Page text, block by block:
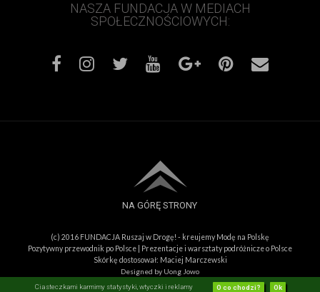
NASZA FUNDACJA W MEDIACH
SPOŁECZNOŚCIOWYCH:
NA GÓRĘ STRONY
(c) 2016 FUNDACJA Ruszaj w Drogę! - kreujemy Modę na Polskę
Pozytywny przewodnik po Polsce
Prezentacje i warsztaty podróżnicze o Polsce
Skórkę dostosował: Maciej Marczewski
Designed by Uong Jowo
Ciasteczkami karmimy statystyki, wtyczki i reklamy O co chodzi? Ok